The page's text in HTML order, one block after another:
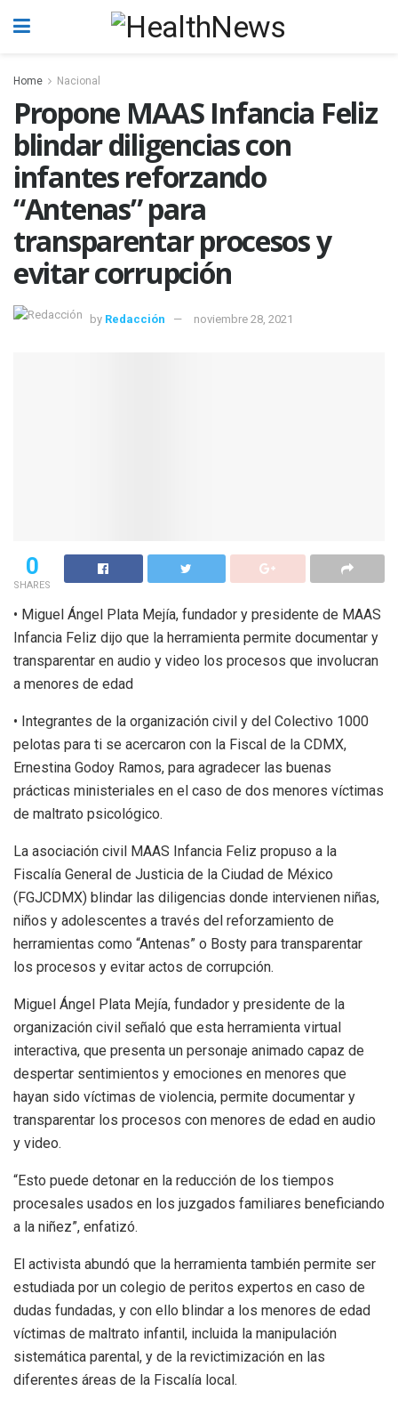
Home Nacional
Propone MAAS Infancia Feliz
blindar diligencias con
infantes reforzando
“Antenas” para
transparentar procesos y
evitar corrupción
by Redacción noviembre 28, 2021
0
SHARES
• Miguel Ángel Plata Mejía, fundador y presidente de MAAS
Infancia Feliz dijo que la herramienta permite documentar y
transparentar en audio y video los procesos que involucran
a menores de edad
• Integrantes de la organización civil y del Colectivo 1000
pelotas para ti se acercaron con la Fiscal de la CDMX,
Ernestina Godoy Ramos, para agradecer las buenas
prácticas ministeriales en el caso de dos menores víctimas
de maltrato psicológico.
La asociación civil MAAS Infancia Feliz propuso a la
Fiscalía General de Justicia de la Ciudad de México
(FGJCDMX) blindar las diligencias donde intervienen niñas,
niños y adolescentes a través del reforzamiento de
herramientas como “Antenas” o Bosty para transparentar
los procesos y evitar actos de corrupción.
Miguel Ángel Plata Mejía, fundador y presidente de la
organización civil señaló que esta herramienta virtual
interactiva, que presenta un personaje animado capaz de
despertar sentimientos y emociones en menores que
hayan sido víctimas de violencia, permite documentar y
transparentar los procesos con menores de edad en audio
y video.
“Esto puede detonar en la reducción de los tiempos
procesales usados en los juzgados familiares beneficiando
a la niñez”, enfatizó.
El activista abundó que la herramienta también permite ser
estudiada por un colegio de peritos expertos en caso de
dudas fundadas, y con ello blindar a los menores de edad
víctimas de maltrato infantil, incluida la manipulación
sistemática parental, y de la revictimización en las
diferentes áreas de la Fiscalía local.